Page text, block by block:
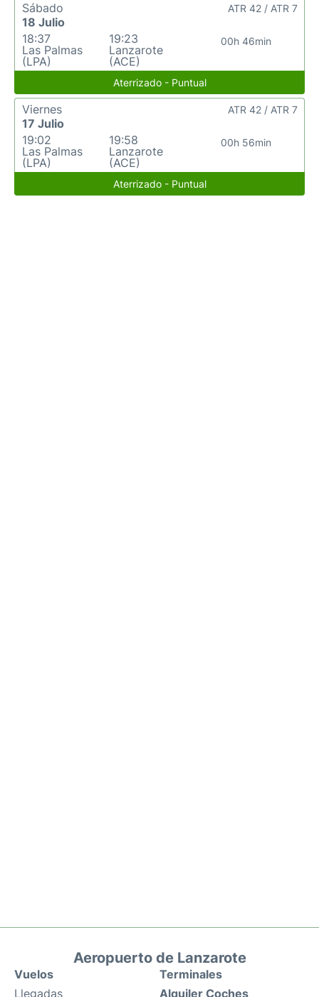
Sábado
18 Julio
18:37
Las Palmas
(LPA)
19:23
Lanzarote
(ACE)
00h 46min
ATR 42 / ATR 7
Aterrizado - Puntual
Viernes
17 Julio
19:02
Las Palmas
(LPA)
19:58
Lanzarote
(ACE)
00h 56min
ATR 42 / ATR 7
Aterrizado - Puntual
Aeropuerto de Lanzarote
Vuelos
Llegadas
Terminales
Alquiler Coches